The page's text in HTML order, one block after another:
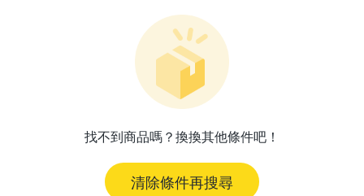
找不到商品嗎？換換其他條件吧！
清除條件再搜尋